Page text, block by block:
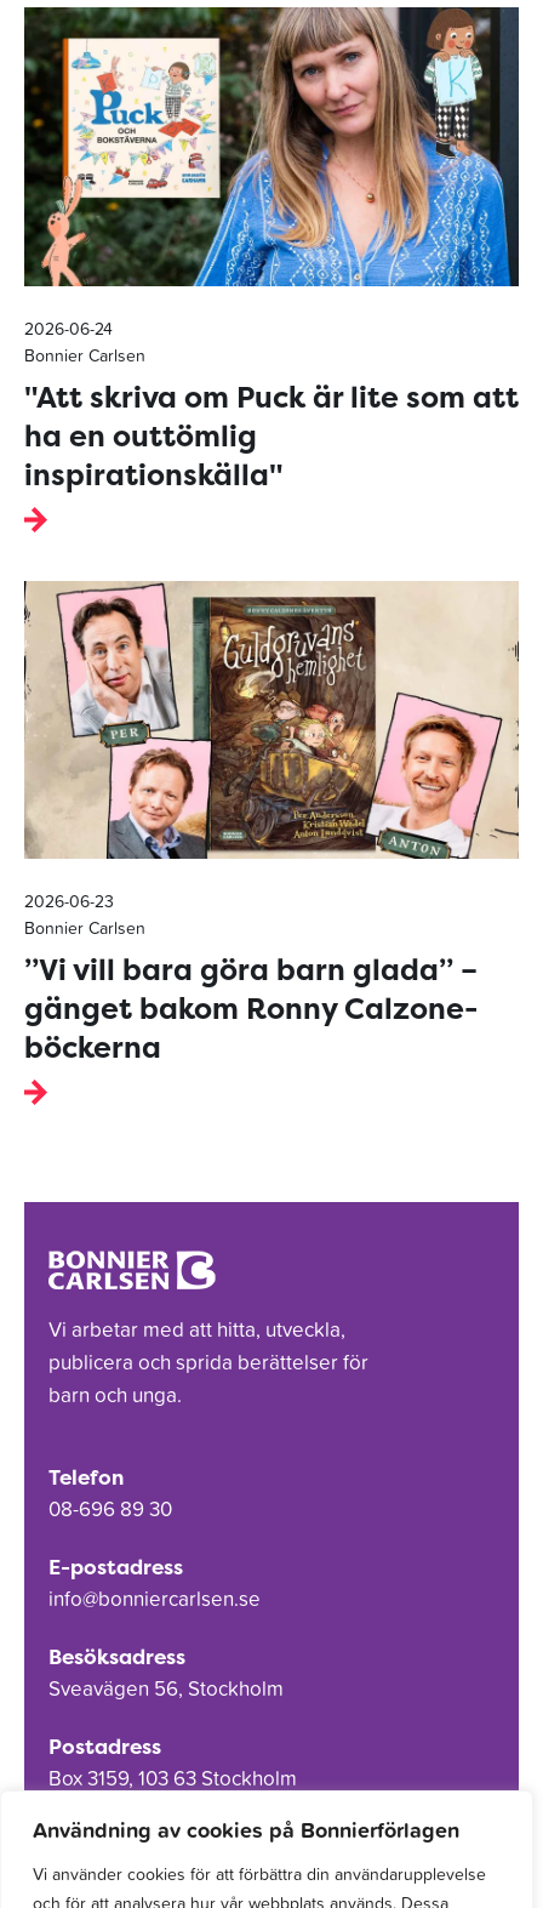
Användning av cookies på Bonnierförlagen
Vi använder cookies för att förbättra din användarupplevelse
och för att analysera hur vår webbplats används. Dessa
2026-06-24
Bonnier Carlsen
"Att skriva om Puck är lite som att
ha en outtömlig
inspirationskälla"
2026-06-23
Bonnier Carlsen
”Vi vill bara göra barn glada” –
gänget bakom Ronny Calzone-
böckerna
Vi arbetar med att hitta, utveckla,
publicera och sprida berättelser för
barn och unga.
Telefon
08-696 89 30
E-postadress
info@bonniercarlsen.se
Besöksadress
Sveavägen 56, Stockholm
Postadress
Box 3159, 103 63 Stockholm